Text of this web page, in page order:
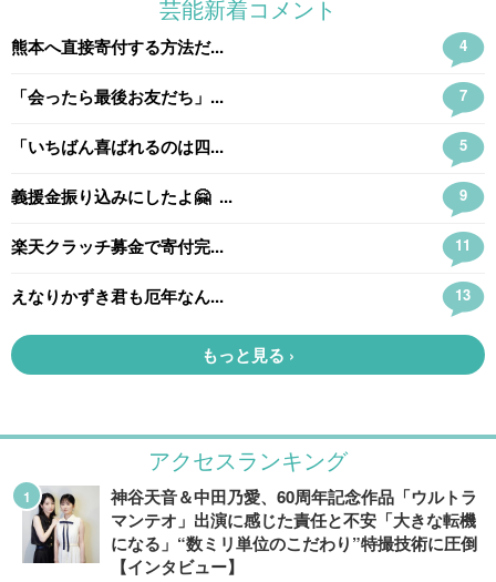
アクセスランキング
神谷天音＆中田乃愛、60周年記念作品「ウルトラ
マンテオ」出演に感じた責任と不安「大きな転機
になる」“数ミリ単位のこだわり”特撮技術に圧倒
【インタビュー】